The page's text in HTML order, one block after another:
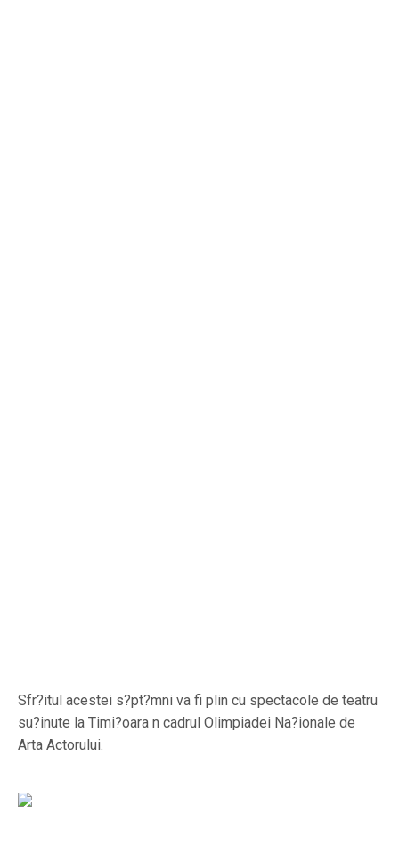
Sfr?itul acestei s?pt?mni va fi plin cu spectacole de teatru
su?inute la Timi?oara n cadrul Olimpiadei Na?ionale de
Arta Actorului.